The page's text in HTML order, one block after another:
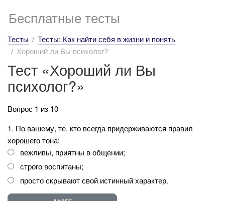
Бесплатные тесты
Тесты
Тесты: Как найти себя в жизни и понять
Хороший ли Вы психолог?
Тест «Хороший ли Вы
психолог?»
Вопрос 1 из 10
1. По вашему, те, кто всегда придерживаются правил
хорошего тона:
вежливы, приятны в общении;
строго воспитаны;
просто скрывают свой истинный характер.